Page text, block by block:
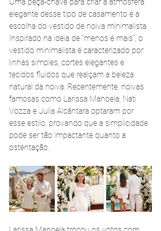
elegante desse tipo de casamento é a
escolha do vestido de noiva minimalista.
Inspirado na ideia de "menos é mais", o
vestido minimalista é caracterizado por
linhas simples, cortes elegantes e
tecidos fluidos que realçam a beleza
natural da noiva. Recentemente, noivas
famosas como Larissa Manoela, Nati
Vozza e Julia Alcântara optaram por
esse estilo, provando que a simplicidade
pode ser tão impactante quanto a
ostentação.